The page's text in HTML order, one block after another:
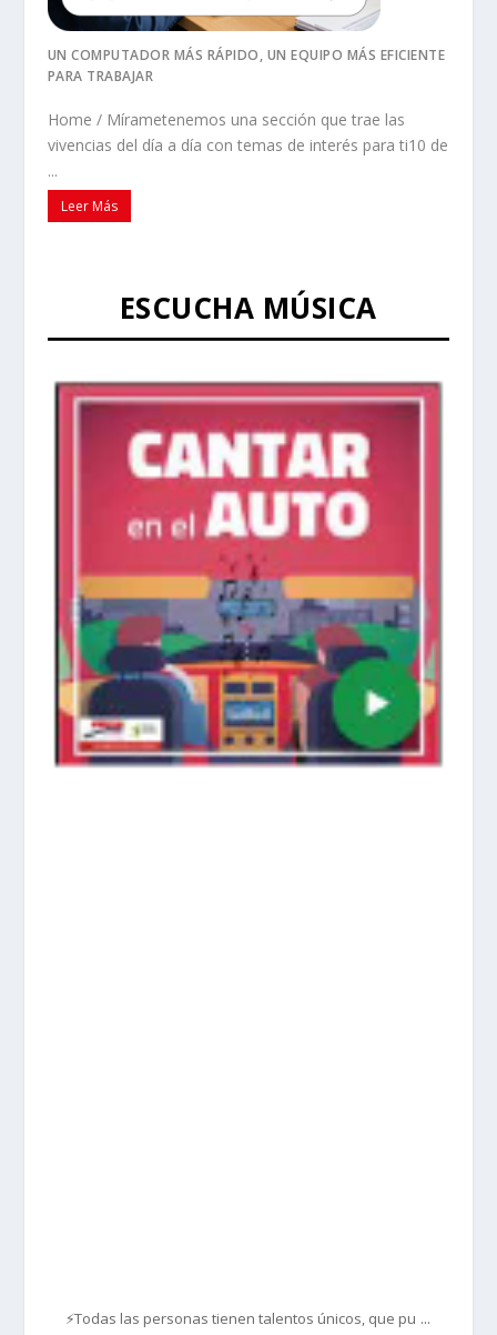
UN COMPUTADOR MÁS RÁPIDO, UN EQUIPO MÁS EFICIENTE
PARA TRABAJAR
Home / Mírametenemos una sección que trae las
vivencias del día a día con temas de interés para ti10 de
...
Leer Más
ESCUCHA MÚSICA
⚡Todas las personas tienen talentos únicos, que pu ...